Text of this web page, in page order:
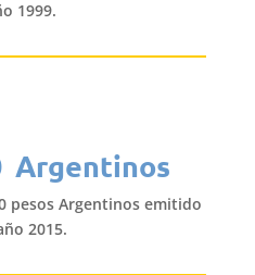
1999.
Argentinos
pesos Argentinos emitido
2015.